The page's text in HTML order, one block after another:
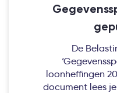
De
loonheffingen
document lees